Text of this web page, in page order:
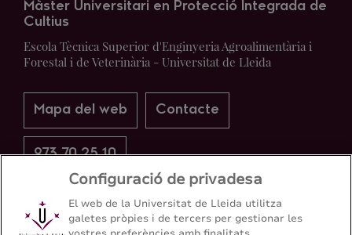
Màster Universitari en Protecció Integrada de
Cultius
Escola Tècnica Superior d'Enginyeria Agroalimentària i
Forestal i de Veterinària - Universitat de Lleida
Mapa del web Contacte
973 70 25 10
Configuració de privadesa
El web de la Universitat de Lleida utilitza
galetes pròpies i de tercers per gestionar les